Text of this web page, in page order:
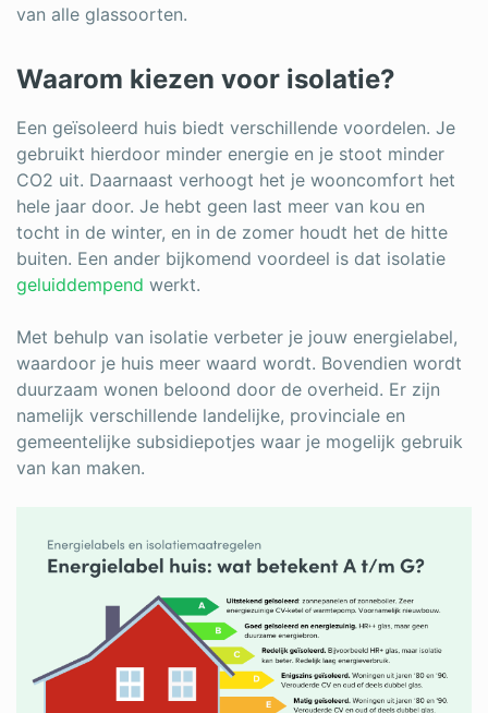
van alle glassoorten.
Waarom kiezen voor isolatie?
Een geïsoleerd huis biedt verschillende voordelen. Je
gebruikt hierdoor minder energie en je stoot minder
CO2 uit. Daarnaast verhoogt het je wooncomfort het
hele jaar door. Je hebt geen last meer van kou en
tocht in de winter, en in de zomer houdt het de hitte
buiten. Een ander bijkomend voordeel is dat isolatie
geluiddempend werkt.
Met behulp van isolatie verbeter je jouw energielabel,
waardoor je huis meer waard wordt. Bovendien wordt
duurzaam wonen beloond door de overheid. Er zijn
namelijk verschillende landelijke, provinciale en
gemeentelijke subsidiepotjes waar je mogelijk gebruik
van kan maken.